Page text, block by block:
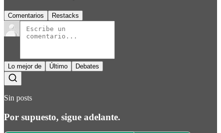
Comentarios Restacks
Lo mejor de Último Debates
Sin posts
Por supuesto, sigue adelante.